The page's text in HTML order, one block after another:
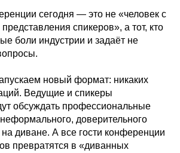
сегодня — это не «человек с
спикеров», а тот, кто
боли индустрии и задаёт не
новый формат: никаких
Ведущие и спикеры
обсуждать профессиональные
доверительного
диване. А все гости конференции
превратятся в «диванных